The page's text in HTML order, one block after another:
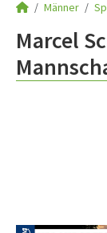
Männer
Marcel